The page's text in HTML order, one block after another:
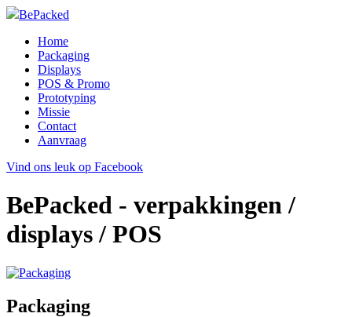
BePacked
Home
Packaging
Displays
POS & Promo
Prototyping
Missie
Contact
Aanvraag
Vind ons leuk op Facebook
BePacked - verpakkingen /
displays / POS
Packaging